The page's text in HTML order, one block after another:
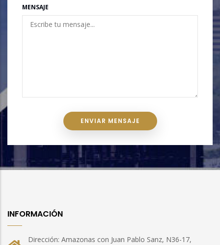
MENSAJE
INFORMACIÓN
Dirección: Amazonas con Juan Pablo Sanz, N36-17,